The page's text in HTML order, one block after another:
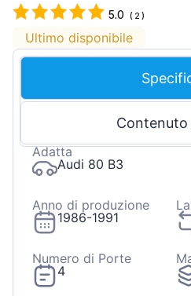
5.0 ( 2 )
Ultimo disponibile
Contenuto
Adatta
Audi 80 B3
Anno di produzione
1986-1991
Numero di Porte
4